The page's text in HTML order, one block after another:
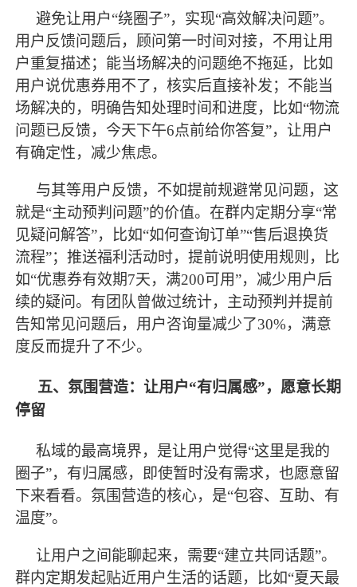
避免让用户“绕圈子”，实现“高效解决问题”。
用户反馈问题后，顾问第一时间对接，不用让用
户重复描述；能当场解决的问题绝不拖延，比如
用户说优惠券用不了，核实后直接补发；不能当
场解决的，明确告知处理时间和进度，比如“物流
问题已反馈，今天下午6点前给你答复”，让用户
有确定性，减少焦虑。
与其等用户反馈，不如提前规避常见问题，这
就是“主动预判问题”的价值。在群内定期分享“常
见疑问解答”，比如“如何查询订单”“售后退换货
流程”；推送福利活动时，提前说明使用规则，比
如“优惠券有效期7天，满200可用”，减少用户后
续的疑问。有团队曾做过统计，主动预判并提前
告知常见问题后，用户咨询量减少了30%，满意
度反而提升了不少。
五、氛围营造：让用户“有归属感”，愿意长期
停留
私域的最高境界，是让用户觉得“这里是我的
圈子”，有归属感，即使暂时没有需求，也愿意留
下来看看。氛围营造的核心，是“包容、互助、有
温度”。
让用户之间能聊起来，需要“建立共同话题”。
群内定期发起贴近用户生活的话题，比如“夏天最